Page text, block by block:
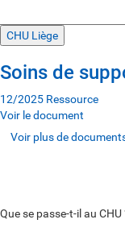
CHU Liège
Soins de
12/2025 Ressource
Voir le document
Voir plus de
Que se passe-t-il au CHU